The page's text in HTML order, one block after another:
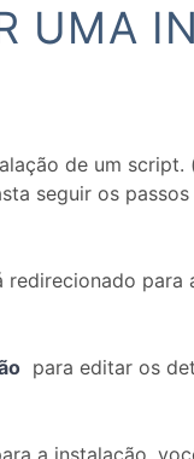
UMA
de um script.
seguir os passos
para
para editar os
a instalação,